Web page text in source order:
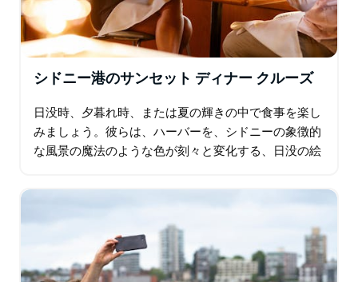
シドニー港のサンセット ディナー クルーズ
日没時、夕暮れ時、または夏の輝きの中で食事を楽し
みましょう。彼らは、ハーバーを、シドニーの象徴的
な風景の魔法のような色が刻々と変化する、日没の絵
ディナーは、夕方早めのディナー…